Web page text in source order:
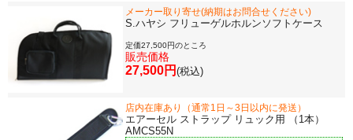
メーカー取り寄せ(納期はお問合せください)
S.ハヤシ フリューゲルホルンソフトケース
定価27,500円のところ
販売価格
27,500円 (税込)
店内在庫あり（通常1日～3日以内に発送）
エアーセル ストラップ リュック用 （1本）
AMCS55N
セール・イベント情報
人気の永江楽器コラム
「楽器をはじめよう」
お手入れ方法